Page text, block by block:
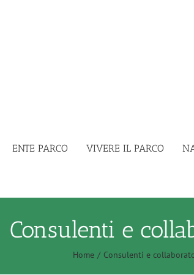
ENTE PARCO VIVERE IL PARCO
Consulenti e
Home Consulenti e